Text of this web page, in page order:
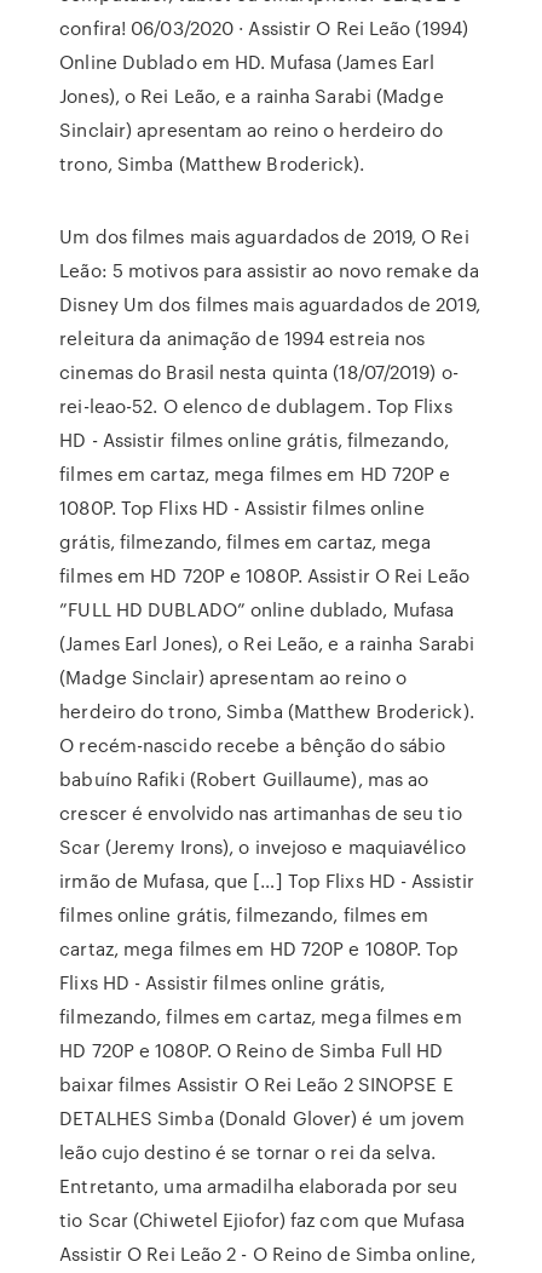
confira! 06/03/2020 · Assistir O Rei Leão (1994)
Online Dublado em HD. Mufasa (James Earl
Jones), o Rei Leão, e a rainha Sarabi (Madge
Sinclair) apresentam ao reino o herdeiro do
trono, Simba (Matthew Broderick).
Um dos filmes mais aguardados de 2019, O Rei
Leão: 5 motivos para assistir ao novo remake da
Disney Um dos filmes mais aguardados de 2019,
releitura da animação de 1994 estreia nos
cinemas do Brasil nesta quinta (18/07/2019) o-
rei-leao-52. O elenco de dublagem. Top Flixs
HD - Assistir filmes online grátis, filmezando,
filmes em cartaz, mega filmes em HD 720P e
1080P. Top Flixs HD - Assistir filmes online
grátis, filmezando, filmes em cartaz, mega
filmes em HD 720P e 1080P. Assistir O Rei Leão
”FULL HD DUBLADO” online dublado, Mufasa
(James Earl Jones), o Rei Leão, e a rainha Sarabi
(Madge Sinclair) apresentam ao reino o
herdeiro do trono, Simba (Matthew Broderick).
O recém-nascido recebe a bênção do sábio
babuíno Rafiki (Robert Guillaume), mas ao
crescer é envolvido nas artimanhas de seu tio
Scar (Jeremy Irons), o invejoso e maquiavélico
irmão de Mufasa, que […] Top Flixs HD - Assistir
filmes online grátis, filmezando, filmes em
cartaz, mega filmes em HD 720P e 1080P. Top
Flixs HD - Assistir filmes online grátis,
filmezando, filmes em cartaz, mega filmes em
HD 720P e 1080P. O Reino de Simba Full HD
baixar filmes Assistir O Rei Leão 2 SINOPSE E
DETALHES Simba (Donald Glover) é um jovem
leão cujo destino é se tornar o rei da selva.
Entretanto, uma armadilha elaborada por seu
tio Scar (Chiwetel Ejiofor) faz com que Mufasa
Assistir O Rei Leão 2 - O Reino de Simba online,